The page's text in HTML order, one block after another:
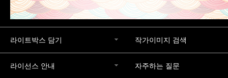
라이트박스 담기 작가이미지 검색
라이선스 안내 자주하는 질문